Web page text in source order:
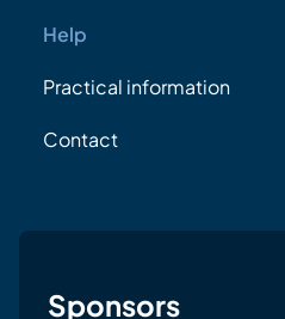
Help
Practical information
Contact
Sponsors